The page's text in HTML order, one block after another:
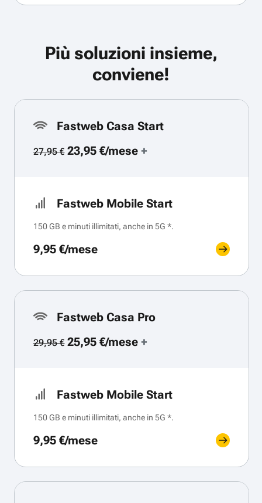
Più soluzioni insieme,
conviene!
Fastweb Casa Start
27,95 €23,95 €/mese+
Fastweb Mobile Start
150 GB e minuti illimitati, anche in 5G *.
9,95 €/mese
Fastweb Casa Pro
29,95 €25,95 €/mese+
Fastweb Mobile Start
150 GB e minuti illimitati, anche in 5G *.
9,95 €/mese